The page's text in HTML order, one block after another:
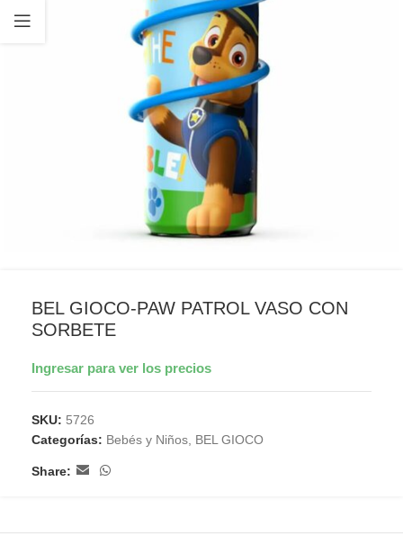
BEL GIOCO-PAW PATROL VASO CON
SORBETE
Ingresar para ver los precios
SKU: 5726
Categorías: Bebés y Niños BEL GIOCO
Share: